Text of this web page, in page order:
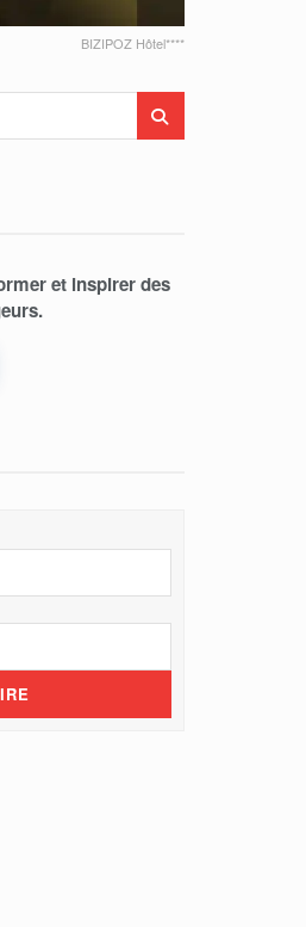
BIZIPOZ Hôtel****
et inspirer des